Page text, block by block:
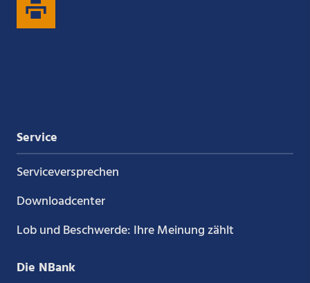
auf
Service
Service­versprechen
Downloadcenter
Lob und Beschwerde: Ihre Meinung zählt
Die NBank